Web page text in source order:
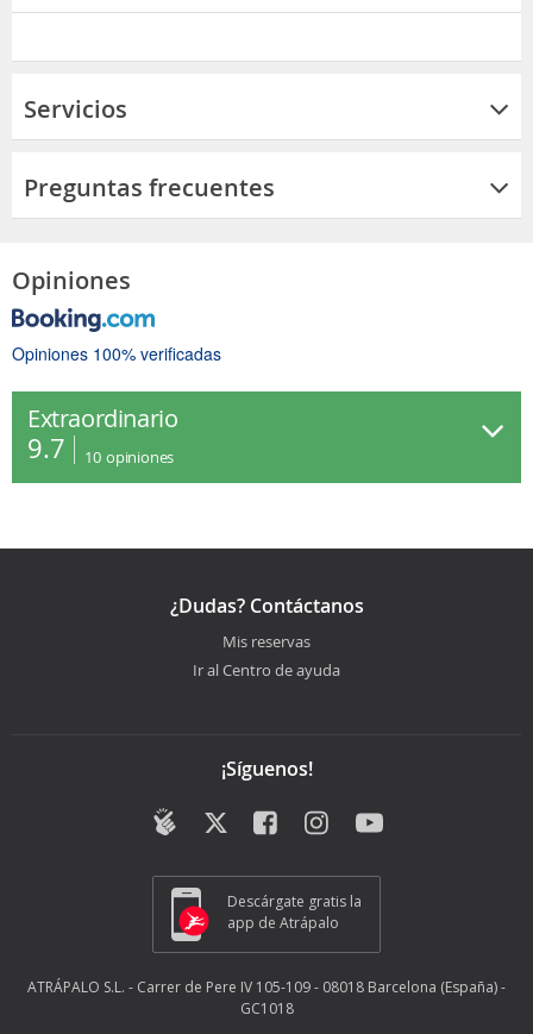
Servicios
Preguntas frecuentes
Opiniones
Opiniones 100% verificadas
Extraordinario
9.7 10 opiniones
¿Dudas? Contáctanos
Mis reservas
Ir al Centro de ayuda
¡Síguenos!
Descárgate gratis la
app de Atrápalo
ATRÁPALO S.L. - Carrer de Pere IV 105-109 - 08018 Barcelona (España) -
GC1018